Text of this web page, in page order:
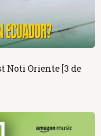
Noti Oriente [3 de